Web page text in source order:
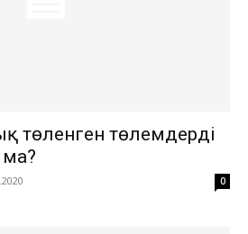
төленген төлемдерді
ма?
0